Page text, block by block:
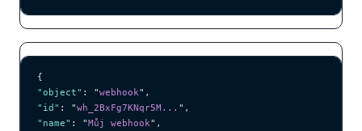
{
"object" : "webhook" ,
"id" : "wh_2BxFg7KNqr5M... " ,
"name" : "Můj webhook" ,